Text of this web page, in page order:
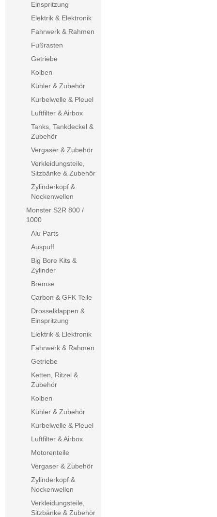
Einspritzung
Elektrik & Elektronik
Fahrwerk & Rahmen
Fußrasten
Getriebe
Kolben
Kühler & Zubehör
Kurbelwelle & Pleuel
Luftfilter & Airbox
Tanks, Tankdeckel &
Zubehör
Vergaser & Zubehör
Verkleidungsteile,
Sitzbänke & Zubehör
Zylinderkopf &
Nockenwellen
Monster S2R 800 /
1000
Alu Parts
Auspuff
Big Bore Kits &
Zylinder
Bremse
Carbon & GFK Teile
Drosselklappen &
Einspritzung
Elektrik & Elektronik
Fahrwerk & Rahmen
Getriebe
Ketten, Ritzel &
Zubehör
Kolben
Kühler & Zubehör
Kurbelwelle & Pleuel
Luftfilter & Airbox
Motorenteile
Vergaser & Zubehör
Zylinderkopf &
Nockenwellen
Verkleidungsteile,
Sitzbänke & Zubehör